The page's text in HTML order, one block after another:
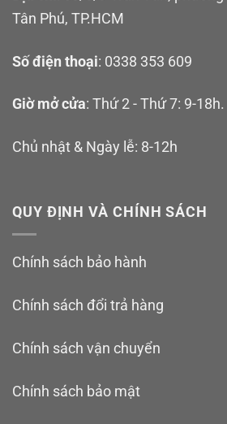
Tân Phú, TP.HCM
Số điện thoại: 0338 353 609
Giờ mở cửa: Thứ 2 - Thứ 7: 9-18h.
Chủ nhật & Ngày lễ: 8-12h
QUY ĐỊNH VÀ CHÍNH SÁCH
Chính sách bảo hành
Chính sách đổi trả hàng
Chính sách vận chuyển
Chính sách bảo mật